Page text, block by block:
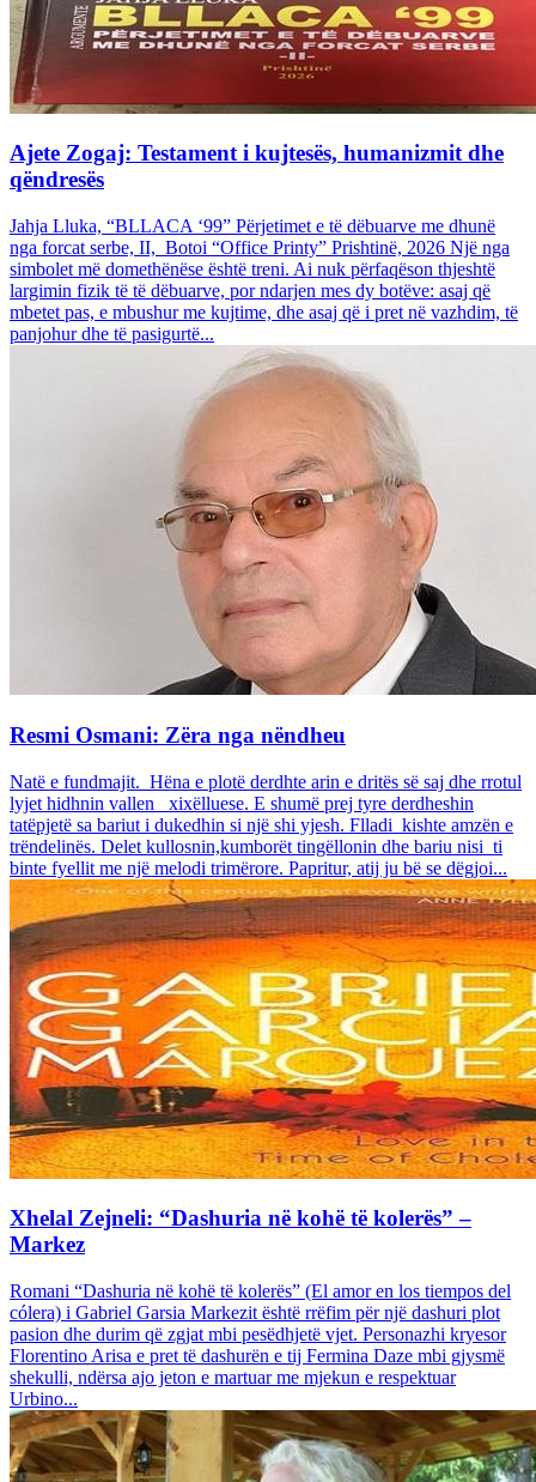
Ajete Zogaj: Testament i kujtesës, humanizmit dhe
qëndresës
Jahja Lluka, “BLLACA ‘99” Përjetimet e të dëbuarve me dhunë
nga forcat serbe, II, Botoi “Office Printy” Prishtinë, 2026 Një nga
simbolet më domethënëse është treni. Ai nuk përfaqëson thjeshtë
largimin fizik të të dëbuarve, por ndarjen mes dy botëve: asaj që
mbetet pas, e mbushur me kujtime, dhe asaj që i pret në vazhdim, të
panjohur dhe të pasigurtë...
Resmi Osmani: Zëra nga nëndheu
Natë e fundmajit. Hëna e plotë derdhte arin e dritës së saj dhe rrotul
lyjet hidhnin vallen xixëlluese. E shumë prej tyre derdheshin
tatëpjetë sa bariut i dukedhin si një shi yjesh. Flladi kishte amzën e
trëndelinës. Delet kullosnin,kumborët tingëllonin dhe bariu nisi ti
binte fyellit me një melodi trimërore. Papritur, atij ju bë se dëgjoi...
Xhelal Zejneli: “Dashuria në kohë të kolerës” –
Markez
Romani “Dashuria në kohë të kolerës” (El amor en los tiempos del
cólera) i Gabriel Garsia Markezit është rrëfim për një dashuri plot
pasion dhe durim që zgjat mbi pesëdhjetë vjet. Personazhi kryesor
Florentino Arisa e pret të dashurën e tij Fermina Daze mbi gjysmë
shekulli, ndërsa ajo jeton e martuar me mjekun e respektuar
Urbino...